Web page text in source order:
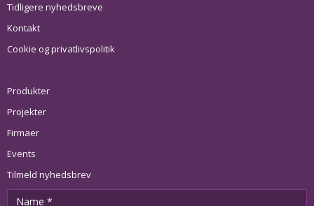
Tidligere nyhedsbreve
Kontakt
Cookie og privatlivspolitik
Produkter
Projekter
Firmaer
Events
Tilmeld nyhedsbrev